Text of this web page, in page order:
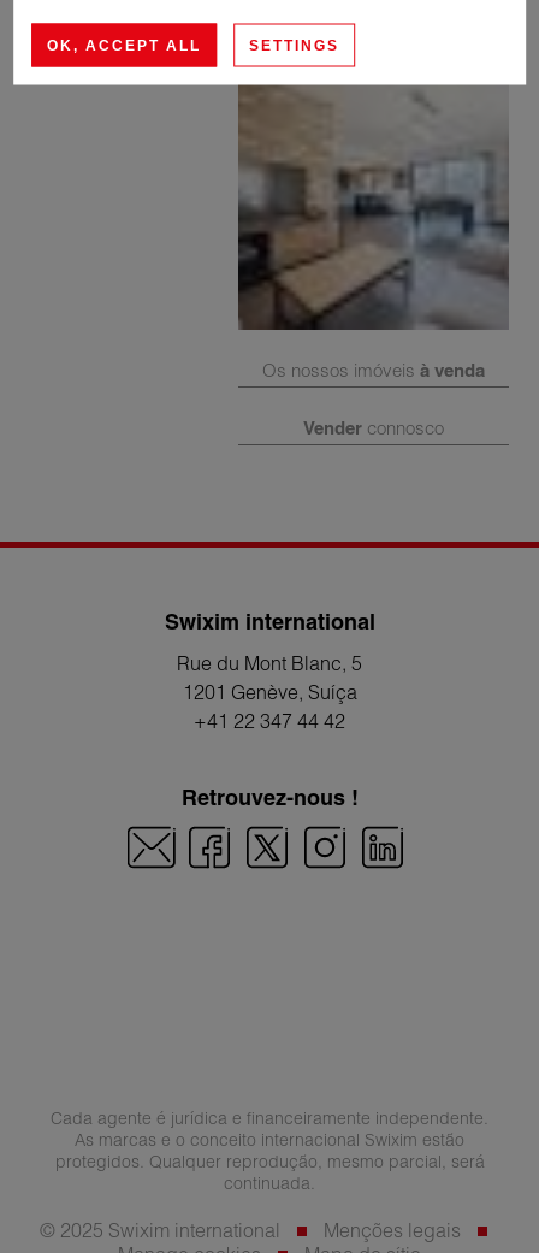
Os nossos imóveis à venda
Vender connosco
Swixim international
Rue du Mont Blanc, 5
1201 Genève, Suíça
+41 22 347 44 42
Retrouvez-nous !
Cada agente é jurídica e financeiramente independente.
As marcas e o conceito internacional Swixim estão
protegidos. Qualquer reprodução, mesmo parcial, será
continuada.
© 2025 Swixim international
Menções legais
OK, ACCEPT ALL SETTINGS